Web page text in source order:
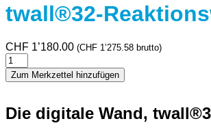
twall®32-
CHF 1’180.00 (CHF 1’275.58 brutto)
twall®32-
Reaktionswand
Menge
Zum Merkzettel hinzufügen
Die digitale Wand,